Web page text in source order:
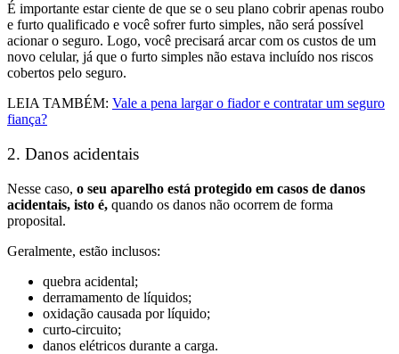
É importante estar ciente de que se o seu plano cobrir apenas roubo
e furto qualificado e você sofrer furto simples, não será possível
acionar o seguro. Logo, você precisará arcar com os custos de um
novo celular, já que o furto simples não estava incluído nos riscos
cobertos pelo seguro.
LEIA TAMBÉM: Vale a pena largar o fiador e contratar um seguro
fiança?
2. Danos acidentais
Nesse caso, o seu aparelho está protegido em casos de danos
acidentais, isto é, quando os danos não ocorrem de forma
proposital.
Geralmente, estão inclusos:
quebra acidental;
derramamento de líquidos;
oxidação causada por líquido;
curto-circuito;
danos elétricos durante a carga.